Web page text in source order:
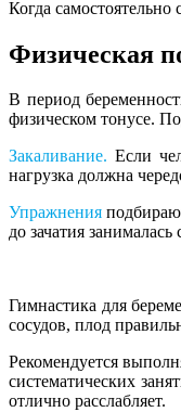
Когда
Физическая
В период
физическом тонусе.
Закаливание. Если
нагрузка должна
Упражнения
до зачатия
Гимнастика для
сосудов, плод
Рекомендуется
систематических
отлично расслабляет.